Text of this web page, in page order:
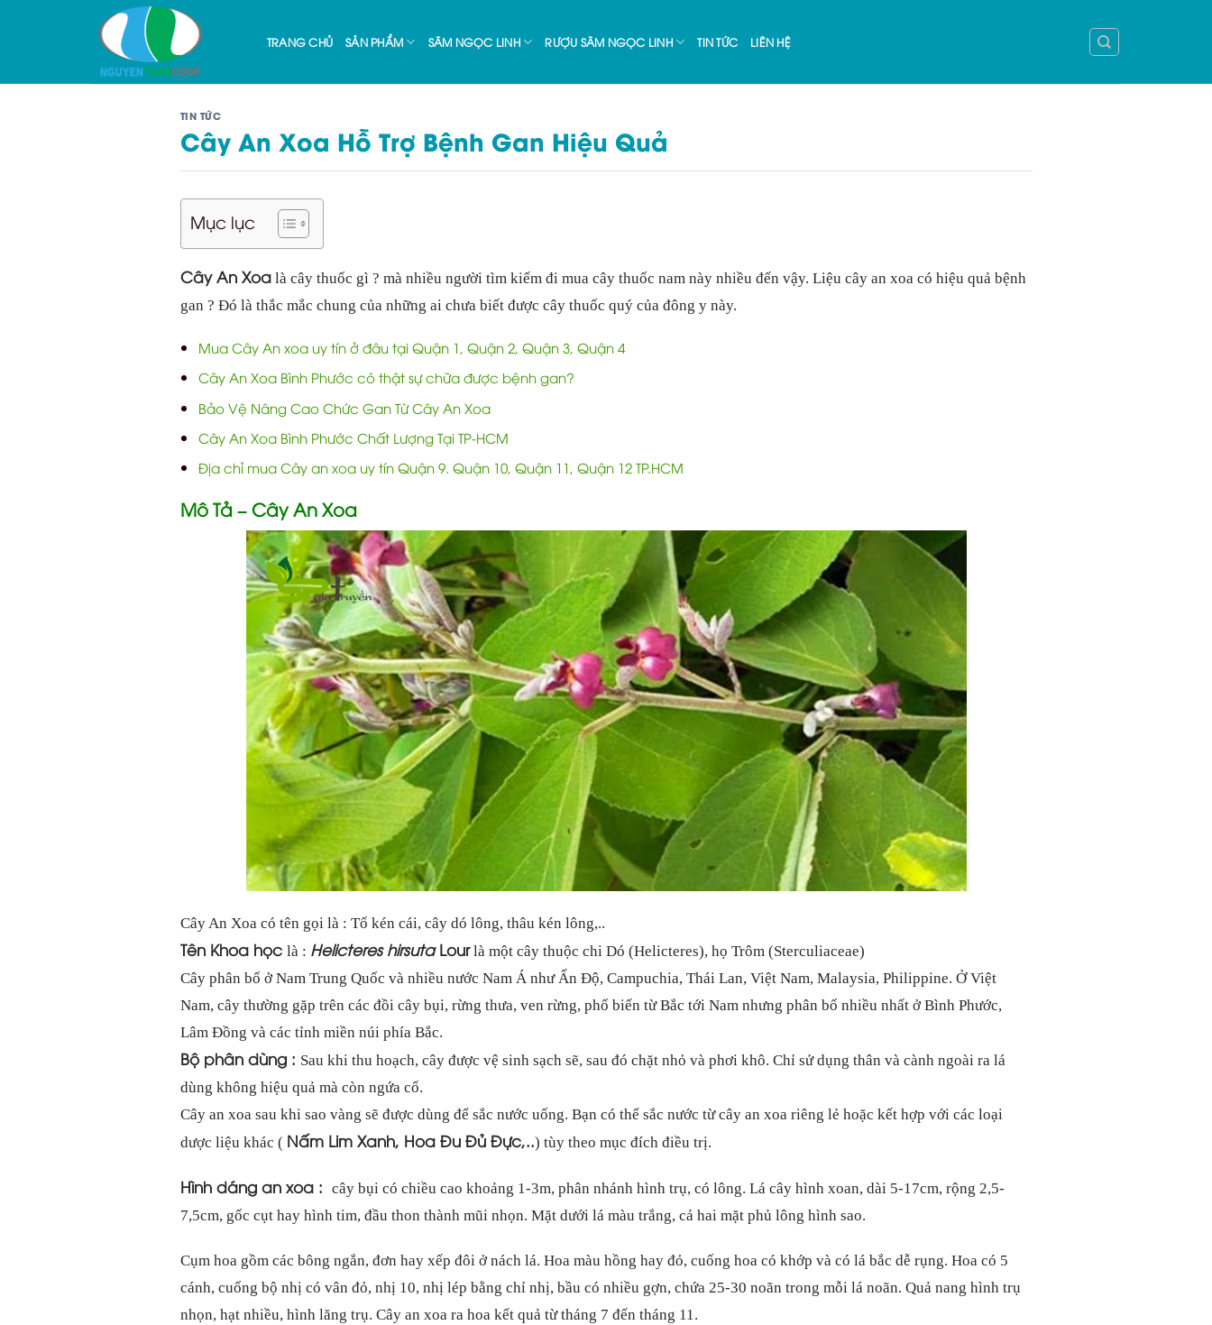
TRANG CHỦ SẢN PHẨM SÂM NGỌC LINH RƯỢU SÂM NGỌC LINH TIN TỨC LIÊN HỆ
TIN TỨC
Cây An Xoa Hỗ Trợ Bệnh Gan Hiệu Quả
Mục lục
Cây An Xoalà cây thuốc gì ? mà nhiều người tìm kiếm đi mua cây thuốc nam này nhiều đến vậy. Liệu cây an xoa có hiệu quả bệnh
gan ? Đó là thắc mắc chung của những ai chưa biết được cây thuốc quý của đông y này.
Mua Cây An xoa uy tín ở đâu tại Quận 1, Quận 2, Quận 3, Quận 4
Cây An Xoa Bình Phước có thật sự chữa được bệnh gan?
Bảo Vệ Nâng Cao Chức Gan Từ Cây An Xoa
Cây An Xoa Bình Phước Chất Lượng Tại TP-HCM
Địa chỉ mua Cây an xoa uy tín Quận 9. Quận 10, Quận 11, Quận 12 TP.HCM
Mô Tả – Cây An Xoa
Cây An Xoa có tên gọi là : Tổ kén cái, cây dó lông, thâu kén lông,..
Tên Khoa học là : Helicteres hirsutaLourlà một cây thuộc chi Dó (Helicteres), họ Trôm (Sterculiaceae)
Cây phân bố ở Nam Trung Quốc và nhiều nước Nam Á như Ấn Độ, Campuchia, Thái Lan, Việt Nam, Malaysia, Philippine. Ở Việt
Nam, cây thường gặp trên các đồi cây bụi, rừng thưa, ven rừng, phổ biến từ Bắc tới Nam nhưng phân bố nhiều nhất ở Bình Phước,
Lâm Đồng và các tỉnh miền núi phía Bắc.
Bộ phân dùng : Sau khi thu hoạch, cây được vệ sinh sạch sẽ, sau đó chặt nhỏ và phơi khô. Chỉ sử dụng thân và cành ngoài ra lá
dùng không hiệu quả mà còn ngứa cổ.
Cây an xoa sau khi sao vàng sẽ được dùng để sắc nước uống. Bạn có thể sắc nước từ cây an xoa riêng lẻ hoặc kết hợp với các loại
dược liệu khác ( Nấm Lim Xanh, Hoa Đu Đủ Đực,..) tùy theo mục đích điều trị.
Hình dáng an xoa : cây bụi có chiều cao khoảng 1-3m, phân nhánh hình trụ, có lông. Lá cây hình xoan, dài 5-17cm, rộng 2,5-
7,5cm, gốc cụt hay hình tim, đầu thon thành mũi nhọn. Mặt dưới lá màu trắng, cả hai mặt phủ lông hình sao.
Cụm hoa gồm các bông ngắn, đơn hay xếp đôi ở nách lá. Hoa màu hồng hay đỏ, cuống hoa có khớp và có lá bắc dễ rụng. Hoa có 5
cánh, cuống bộ nhị có vân đỏ, nhị 10, nhị lép bằng chỉ nhị, bầu có nhiều gợn, chứa 25-30 noãn trong mỗi lá noãn. Quả nang hình trụ
nhọn, hạt nhiều, hình lăng trụ. Cây an xoa ra hoa kết quả từ tháng 7 đến tháng 11.